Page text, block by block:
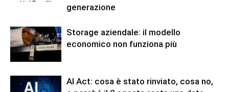
generazione
Storage aziendale: il modello
economico non funziona più
AI Act: cosa è stato rinviato, cosa no,